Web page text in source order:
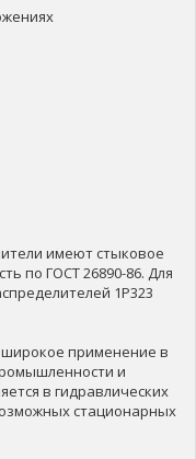
имеют стыковое
по ГОСТ 26890-86. Для
1Р323
применение в
и
в гидравлических
стационарных